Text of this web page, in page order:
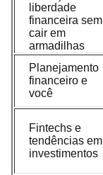
liberdade
financeira sem
cair em
armadilhas
Planejamento
financeiro e
você
Fintechs e
tendências em
investimentos